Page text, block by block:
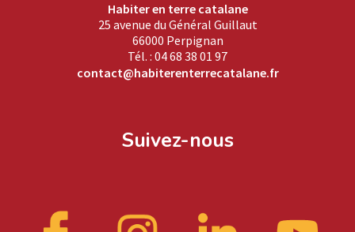
Habiter en terre catalane
25 avenue du Général Guillaut
66000 Perpignan
Tél. : 04 68 38 01 97
contact@habiterenterrecatalane.fr
Suivez-nous